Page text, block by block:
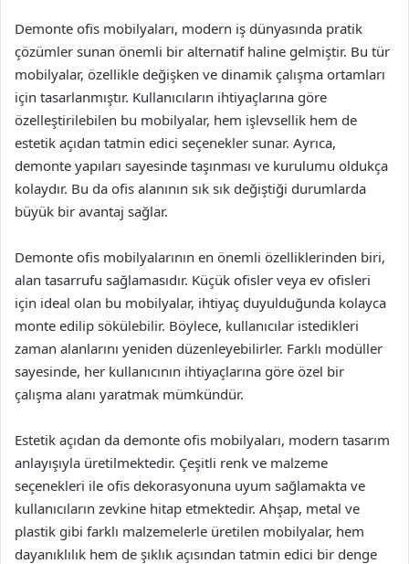
Demonte ofis mobilyaları, modern iş dünyasında pratik
çözümler sunan önemli bir alternatif haline gelmiştir. Bu tür
mobilyalar, özellikle değişken ve dinamik çalışma ortamları
için tasarlanmıştır. Kullanıcıların ihtiyaçlarına göre
özelleştirilebilen bu mobilyalar, hem işlevsellik hem de
estetik açıdan tatmin edici seçenekler sunar. Ayrıca,
demonte yapıları sayesinde taşınması ve kurulumu oldukça
kolaydır. Bu da ofis alanının sık sık değiştiği durumlarda
büyük bir avantaj sağlar.
Demonte ofis mobilyalarının en önemli özelliklerinden biri,
alan tasarrufu sağlamasıdır. Küçük ofisler veya ev ofisleri
için ideal olan bu mobilyalar, ihtiyaç duyulduğunda kolayca
monte edilip sökülebilir. Böylece, kullanıcılar istedikleri
zaman alanlarını yeniden düzenleyebilirler. Farklı modüller
sayesinde, her kullanıcının ihtiyaçlarına göre özel bir
çalışma alanı yaratmak mümkündür.
Estetik açıdan da demonte ofis mobilyaları, modern tasarım
anlayışıyla üretilmektedir. Çeşitli renk ve malzeme
seçenekleri ile ofis dekorasyonuna uyum sağlamakta ve
kullanıcıların zevkine hitap etmektedir. Ahşap, metal ve
plastik gibi farklı malzemelerle üretilen mobilyalar, hem
dayanıklılık hem de şıklık açısından tatmin edici bir denge